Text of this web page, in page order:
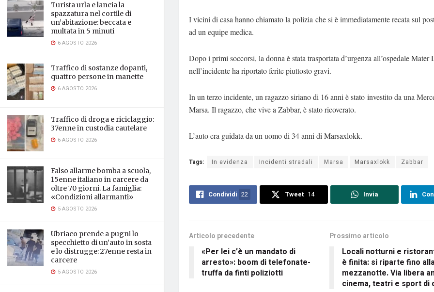
Turista urla e lancia la
spazzatura nel cortile di
un’abitazione: beccata e
multata in 5 minuti
6 AGOSTO 2026
Traffico di sostanze dopanti,
quattro persone in manette
6 AGOSTO 2026
Traffico di droga e riciclaggio:
37enne in custodia cautelare
6 AGOSTO 2026
Falso allarme bomba a scuola,
15enne italiano in carcere da
oltre 70 giorni. La famiglia:
«Condizioni allarmanti»
5 AGOSTO 2026
Ubriaco prende a pugni lo
specchietto di un’auto in sosta
e lo distrugge: 27enne resta in
carcere
5 AGOSTO 2026
I vicini di casa hanno chiamato la polizia che si è immediatamente recata sul
ad un equipe medica.
Dopo i primi soccorsi, la donna è stata trasportata d’urgenza all’ospedale Mater
nell’incidente ha riportato ferite piuttosto gravi.
In un terzo incidente, un ragazzo siriano di 16 anni è stato investito da una
Marsa. Il ragazzo, che vive a Zabbar, è stato ricoverato.
L’auto era guidata da un uomo di 34 anni di Marsaxlokk.
Tags: In evidenza Incidenti stradali Marsa Marsaxlokk Zabbar
Condividi 22 Tweet 14 Invia
Articolo precedente
«Per lei c’è un mandato di
arresto»: boom di telefonate-
truffa da finti poliziotti
Prossimo articolo
Locali notturni e
è finita: si riparte fino
mezzanotte. Via libera
cinema, teatri e sport di